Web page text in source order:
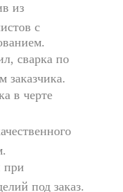
из
с
сварка по
заказчика.
в черте
при
под заказ.